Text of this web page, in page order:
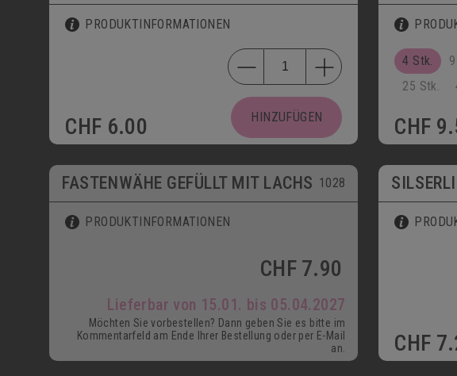
PRODUKTINFORMATIONEN
CHF 6.00 HINZUFÜGEN
4 Stk.
25 Stk.
CHF
ab 15.01.
FASTENWÄHE GEFÜLLT MIT LACHS 1028
PRODUKTINFORMATIONEN
CHF 7.90
Lieferbar von 15.01. bis 05.04.2027
Möchten Sie vorbestellen? Dann geben Sie es bitte im
Kommentarfeld am Ende Ihrer Bestellung oder per E-Mail
an.
CHF